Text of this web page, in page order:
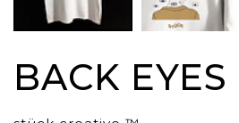
BACK EYES